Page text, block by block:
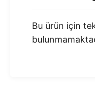
Bu ürün için